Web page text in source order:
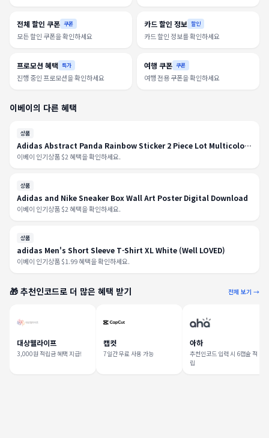
전체 할인 쿠폰 쿠폰
모든 할인 쿠폰을 확인하세요
카드 할인 정보 할인
카드 할인 정보를 확인하세요
프로모션 혜택 특가
진행 중인 프로모션을 확인하세요
여행 쿠폰 쿠폰
여행 전용 쿠폰을 확인하세요
이베이의 다른 혜택
상품
Adidas Abstract Panda Rainbow Sticker 2 Piece Lot Multicolor
Skateboard C3
이베이 인기상품 $2 혜택을 확인하세요.
상품
Adidas and Nike Sneaker Box Wall Art Poster Digital Download
이베이 인기상품 $2 혜택을 확인하세요.
상품
adidas Men's Short Sleeve T-Shirt XL White (Well LOVED)
이베이 인기상품 $1.99 혜택을 확인하세요.
🎁 추천인코드로 더 많은 혜택 받기 전체 보기 →
대상웰라이프
3,000원 적립금 혜택 지급!
캡컷
7일간 무료 사용 가능
아하
추천인코드 입력 시 6캡슐 적
립